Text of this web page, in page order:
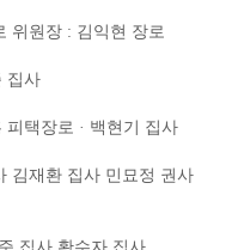
위원장 : 김익현 장로
집사
피택장로 · 백현기 집사
김재환 집사 민묘정 권사